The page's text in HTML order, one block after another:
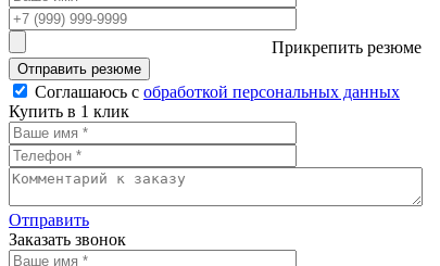
Прикрепить резюме
Соглашаюсь с обработкой персональных данных
Купить в 1 клик
Отправить
Заказать звонок